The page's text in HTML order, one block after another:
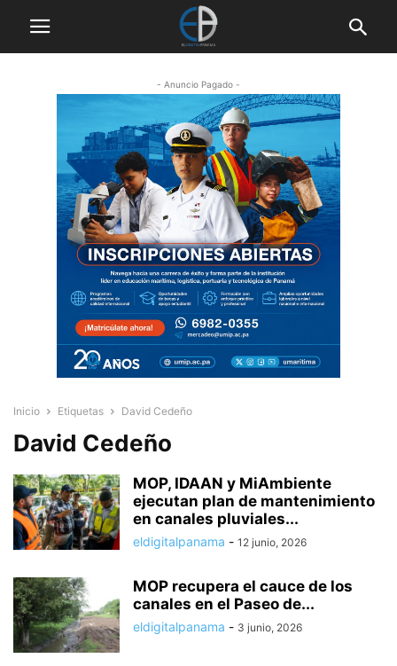
- Anuncio Pagado -
Inicio Etiquetas David Cedeño
David Cedeño
MOP, IDAAN y MiAmbiente
ejecutan plan de mantenimiento
en canales pluviales...
eldigitalpanama - 12 junio, 2026
MOP recupera el cauce de los
canales en el Paseo de...
eldigitalpanama - 3 junio, 2026